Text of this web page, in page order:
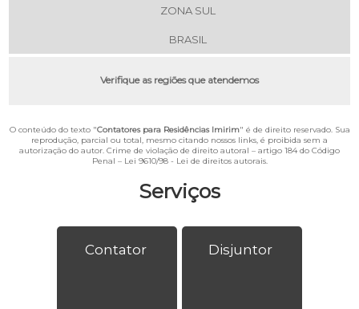
Serviços
Contator Disjuntor
ZONA SUL
BRASIL
Verifique as regiões que atendemos
O conteúdo do texto "Contatores para Residências Imirim" é de direito reservado. Sua
reprodução, parcial ou total, mesmo citando nossos links, é proibida sem a
autorização do autor. Crime de violação de direito autoral – artigo 184 do Código
Penal – Lei 9610/98 - Lei de direitos autorais.